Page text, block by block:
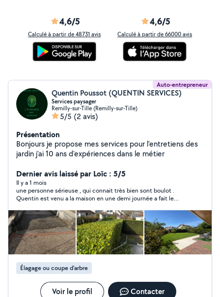
4,6/5
Calculé à partir de 48731 avis
4,6/5
Calculé à partir de 66000 avis
Auto-entrepreneur
Quentin Poussot (QUENTIN SERVICES)
Services paysager
Remilly-sur-Tille (Remilly-sur-Tille)
5/5 (2 avis)
Présentation
Bonjours je propose mes services pour l'entretiens des
jardin j'ai 10 ans d'expériences dans le métier
Dernier avis laissé par Loïc : 5/5
Il y a 1 mois
une personne sérieuse , qui connait très bien sont boulot .
Quentin est venu a la maison en une demi journée a fait le
gracieux et très gentil ...
Élagage ou coupe d'arbre
Voir le profil Contacter